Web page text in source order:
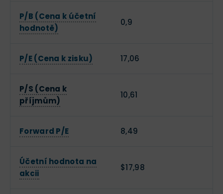
P/B (Cena k účetní
hodnotě)
0,9
P/E (Cena k zisku) 17,06
P/S (Cena k
příjmům)
10,61
Forward P/E 8,49
Účetní hodnota na
akcii
$17,98